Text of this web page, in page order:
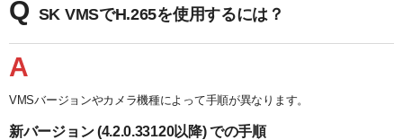
構成例
価格（ライセンス体系）
推奨動作環境
9つの革新点
イベントとアクション
3種類の録画モード
システム機能
サポート
FAQ
操作手順
ブログ
定期配信メールのご登録
お問い合わせ
資料ダウンロード
Q SK VMSでH.265を使用するには？
A
VMSバージョンやカメラ機種によって手順が異なります。
新バージョン (4.2.0.33120以降) での手順